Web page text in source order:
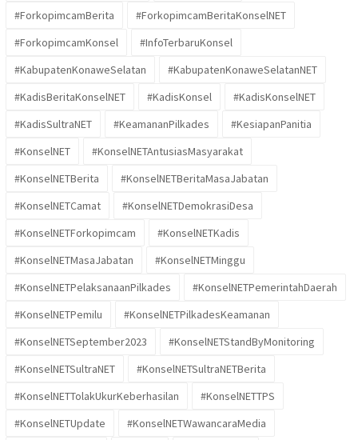
#ForkopimcamBerita
#ForkopimcamBeritaKonselNET
#ForkopimcamKonsel
#InfoTerbaruKonsel
#KabupatenKonaweSelatan
#KabupatenKonaweSelatanNET
#KadisBeritaKonselNET
#KadisKonsel
#KadisKonselNET
#KadisSultraNET
#KeamananPilkades
#KesiapanPanitia
#KonselNET
#KonselNETAntusiasMasyarakat
#KonselNETBerita
#KonselNETBeritaMasaJabatan
#KonselNETCamat
#KonselNETDemokrasiDesa
#KonselNETForkopimcam
#KonselNETKadis
#KonselNETMasaJabatan
#KonselNETMinggu
#KonselNETPelaksanaanPilkades
#KonselNETPemerintahDaerah
#KonselNETPemilu
#KonselNETPilkadesKeamanan
#KonselNETSeptember2023
#KonselNETStandByMonitoring
#KonselNETSultraNET
#KonselNETSultraNETBerita
#KonselNETTolakUkurKeberhasilan
#KonselNETTPS
#KonselNETUpdate
#KonselNETWawancaraMedia